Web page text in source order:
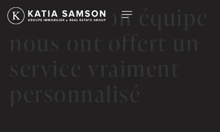
Katia et son équipe